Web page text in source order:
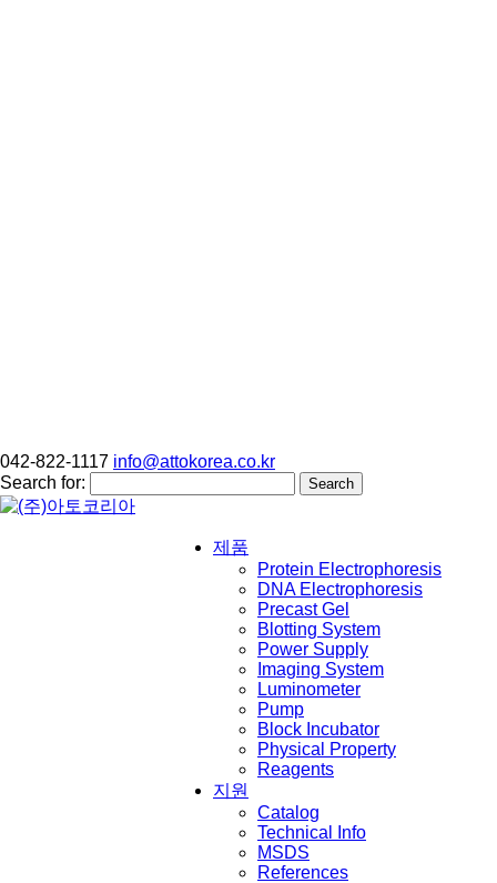
042-822-1117 info@attokorea.co.kr
Search for:
제품
Protein Electrophoresis
DNA Electrophoresis
Precast Gel
Blotting System
Power Supply
Imaging System
Luminometer
Pump
Block Incubator
Physical Property
Reagents
지원
Catalog
Technical Info
MSDS
References